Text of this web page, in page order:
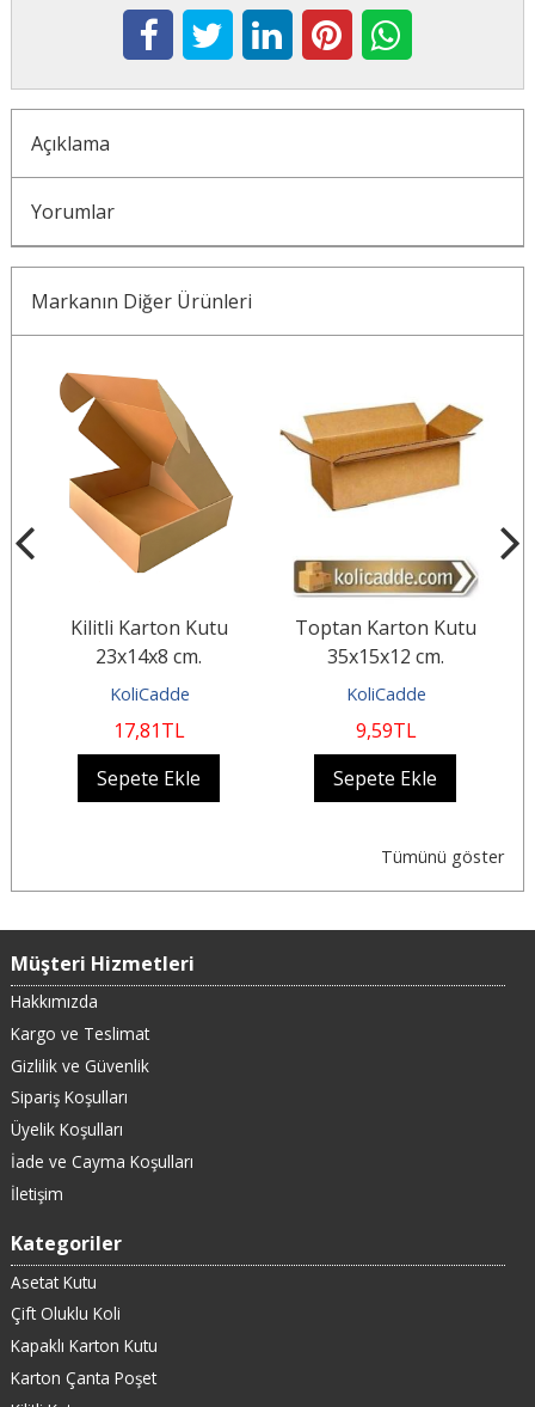
Açıklama
Yorumlar
Markanın Diğer Ürünleri
Kilitli Karton Kutu
23x14x8 cm.
KoliCadde
17,81TL
Sepete Ekle
Toptan Karton Kutu
35x15x12 cm.
KoliCadde
9,59TL
Sepete Ekle
Tümünü göster
Müşteri Hizmetleri
Hakkımızda
Kargo ve Teslimat
Gizlilik ve Güvenlik
Sipariş Koşulları
Üyelik Koşulları
İade ve Cayma Koşulları
İletişim
Kategoriler
Asetat Kutu
Çift Oluklu Koli
Kapaklı Karton Kutu
Karton Çanta Poşet